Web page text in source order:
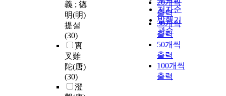
義 ; 德
明(明)
提설
(30)
實
叉難
陀(唐)
(30)
澄
저자순
발행기
관순
20개씩
출력
30개씩
출력
50개씩
출력
100개씩
출력